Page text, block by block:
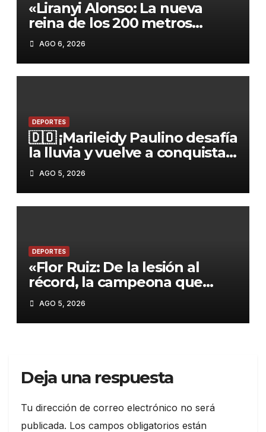
«Liranyi Alonso: La nueva
reina de los 200 metros
planos y el orgullo de
República Dominicana»
AGO 6, 2026
DEPORTES
🇩🇴 ¡Marileidy Paulino desafía
la lluvia y vuelve a conquistar
el oro!
AGO 5, 2026
DEPORTES
«Flor Ruiz: De la lesión al
récord, la campeona que
inspiró a Colombia en Santo
Domingo 2026»
AGO 5, 2026
Deja una respuesta
Tu dirección de correo electrónico no será
publicada. Los campos obligatorios están